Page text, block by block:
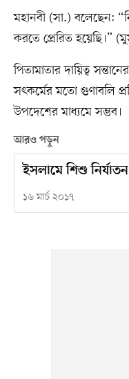
মহানবী (সা.) বলেছেন:
করতে প্রেরিত হয়েছি।”
পিতামাতার দায়িত্ব
সৎকর্মের মতো গুণাবলি
উপদেশের মাধ্যমে সম্ভব।
আরও পড়ুন
ইসলামে শিশু
১৬ মার্চ ২০১৭